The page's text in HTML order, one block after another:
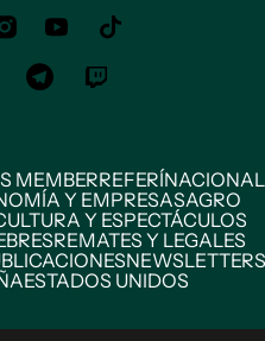
MEMBERREFERÍNACIONAL
Y EMPRESASAGRO
Y ESPECTÁCULOS
REMATES Y LEGALES
NEWSLETTERS
ESTADOS UNIDOS